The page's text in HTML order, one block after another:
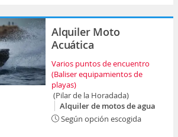
Alquiler Moto
Acuática
Varios puntos de encuentro
(Baliser equipamientos de
playas)
(Pilar de la Horadada)
Alquiler de motos de agua
Según opción escogida